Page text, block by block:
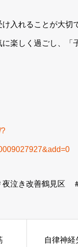
入れることが大切
楽しく過ごし、「
泣き改善鶴見区
自律神